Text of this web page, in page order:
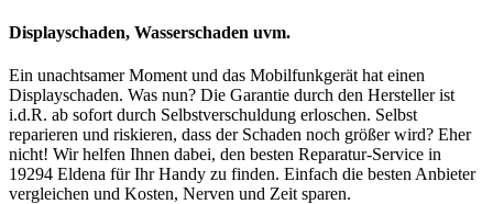
Displayschaden, Wasserschaden uvm.
Ein unachtsamer Moment und das Mobilfunkgerät hat einen
Displayschaden. Was nun? Die Garantie durch den Hersteller ist
i.d.R. ab sofort durch Selbstverschuldung erloschen. Selbst
reparieren und riskieren, dass der Schaden noch größer wird? Eher
nicht! Wir helfen Ihnen dabei, den besten Reparatur-Service in
19294 Eldena für Ihr Handy zu finden. Einfach die besten Anbieter
vergleichen und Kosten, Nerven und Zeit sparen.